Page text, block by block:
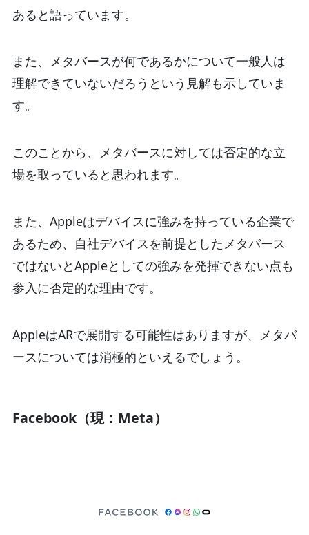
あると語っています。
また、メタバースが何であるかについて一般人は
理解できていないだろうという見解も示していま
す。
このことから、メタバースに対しては否定的な立
場を取っていると思われます。
また、Appleはデバイスに強みを持っている企業で
あるため、自社デバイスを前提としたメタバース
ではないとAppleとしての強みを発揮できない点も
参入に否定的な理由です。
AppleはARで展開する可能性はありますが、メタバ
ースについては消極的といえるでしょう。
Facebook（現：Meta）